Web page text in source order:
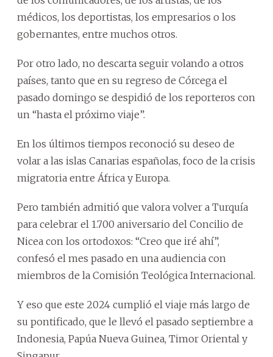
médicos, los deportistas, los empresarios o los
gobernantes, entre muchos otros.
Por otro lado, no descarta seguir volando a otros
países, tanto que en su regreso de Córcega el
pasado domingo se despidió de los reporteros con
un “hasta el próximo viaje”.
En los últimos tiempos reconoció su deseo de
volar a las islas Canarias españolas, foco de la crisis
migratoria entre África y Europa.
Pero también admitió que valora volver a Turquía
para celebrar el 1.700 aniversario del Concilio de
Nicea con los ortodoxos: “Creo que iré ahí”,
confesó el mes pasado en una audiencia con
miembros de la Comisión Teológica Internacional.
Y eso que este 2024 cumplió el viaje más largo de
su pontificado, que le llevó el pasado septiembre a
Indonesia, Papúa Nueva Guinea, Timor Oriental y